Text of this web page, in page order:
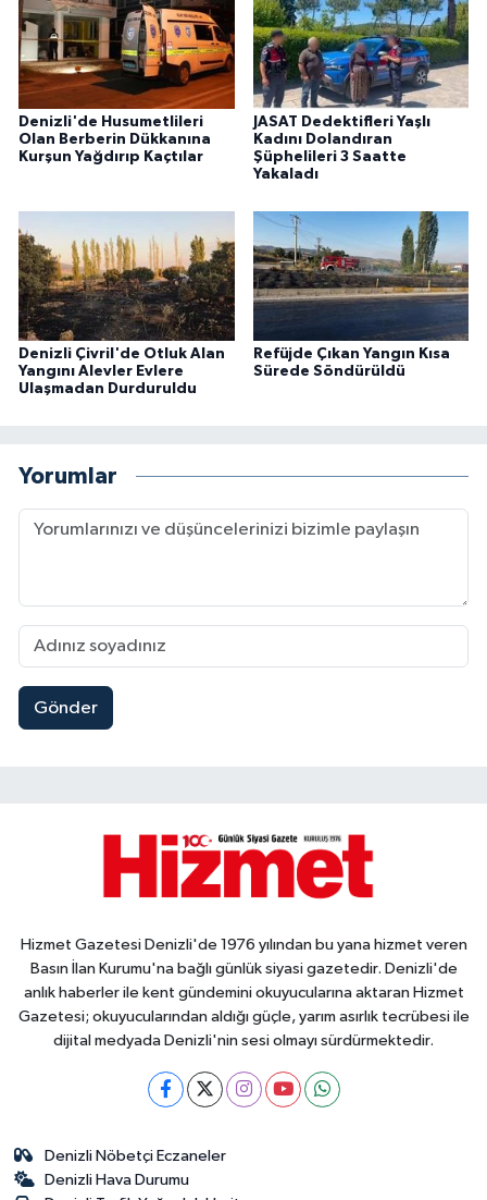
Denizli'de Husumetlileri
Olan Berberin Dükkanına
Kurşun Yağdırıp Kaçtılar
JASAT Dedektifleri Yaşlı
Kadını Dolandıran
Şüphelileri 3 Saatte
Yakaladı
Denizli Çivril'de Otluk Alan
Yangını Alevler Evlere
Ulaşmadan Durduruldu
Refüjde Çıkan Yangın Kısa
Sürede Söndürüldü
Yorumlar
Gönder
Hizmet Gazetesi Denizli'de 1976 yılından bu yana hizmet veren
Basın İlan Kurumu'na bağlı günlük siyasi gazetedir. Denizli'de
anlık haberler ile kent gündemini okuyucularına aktaran Hizmet
Gazetesi; okuyucularından aldığı güçle, yarım asırlık tecrübesi ile
dijital medyada Denizli'nin sesi olmayı sürdürmektedir.
Denizli Nöbetçi Eczaneler
Denizli Hava Durumu